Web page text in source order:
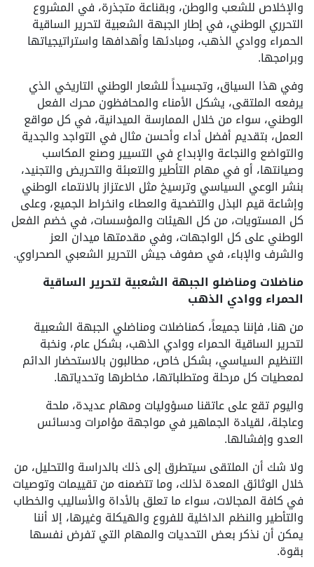
والإخلاص للشعب والوطن، وبقناعة متجذرة، في المشروع
التحرري الوطني، في إطار الجبهة الشعبية لتحرير الساقية
الحمراء ووادي الذهب، ومبادئها وأهدافها واستراتيجياتها
وبرامجها.
وفي هذا السياق، وتجسيداً للشعار الوطني التاريخي الذي
يرفعه الملتقى، يشكل الأمناء والمحافظون محرك الفعل
الوطني، سواء من خلال الممارسة الميدانية، في كل مواقع
العمل، بتقديم أفضل أداء وأحسن مثال في التواجد والجدية
والتواضع والنجاعة والإبداع في التسيير وصنع المكاسب
وصيانتها، أو في مهام التأطير والتعبئة والتحريض والتجنيد،
بنشر الوعي السياسي وترسيخ مثل الاعتزاز بالانتماء الوطني
وإشاعة قيم البذل والتضحية والعطاء وانخراط الجميع، وعلى
كل المستويات، من كل الهيئات والمؤسسات، في خضم الفعل
الوطني على كل الواجهات، وفي مقدمتها ميدان العز
والشرف والإباء، في صفوف جيش التحرير الشعبي الصحراوي.
مناضلات ومناضلو الجبهة الشعبية لتحرير الساقية
الحمراء ووادي الذهب
من هنا، فإننا جميعاً، كمناضلات ومناضلي الجبهة الشعبية
لتحرير الساقية الحمراء ووادي الذهب، بشكل عام، ونخبة
التنظيم السياسي، بشكل خاص، مطالبون بالاستحضار الدائم
لمعطيات كل مرحلة ومتطلباتها، مخاطرها وتحدياتها.
واليوم تقع على عاتقنا مسؤوليات ومهام عديدة، ملحة
وعاجلة، لقيادة الجماهير في مواجهة مؤامرات ودسائس
العدو وإفشالها.
ولا شك أن الملتقى سيتطرق إلى ذلك بالدراسة والتحليل، من
خلال الوثائق المعدة لذلك، وما تتضمنه من تقييمات وتوصيات
في كافة المجالات، سواء ما تعلق بالأداة والأساليب والخطاب
والتأطير والنظم الداخلية للفروع والهيكلة وغيرها، إلا أننا
يمكن أن نذكر بعض التحديات والمهام التي تفرض نفسها
بقوة.